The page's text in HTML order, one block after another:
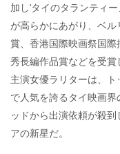
加し‘タイのタランティ
が高らかにあがり、ベ
賞、香港国際映画祭国
秀長編作品賞などを受賞
主演女優ラリターは、
で人気を誇るタイ映画
ッドから出演依頼が殺
アの新星だ。